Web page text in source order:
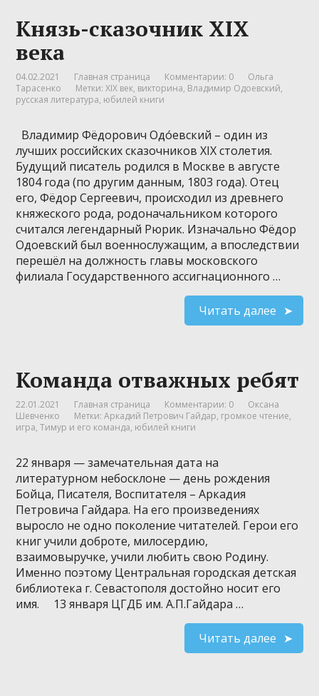
Князь-сказочник XIX
века
04.02.2021 Главная страница Комментарии: 0
Ольга
Тарасенко
Метки:XIX век, викторина, Владимир Одоевский,
русская литература, юбилей книги
Владимир Фёдорович Одо́евский – один из
лучших российских сказочников XIX столетия.
Будущий писатель родился в Москве в августе
1804 года (по другим данным, 1803 года). Отец
его, Фёдор Сергеевич, происходил из древнего
княжеского рода, родоначальником которого
считался легендарный Рюрик. Изначально Фёдор
Одоевский был военнослужащим, а впоследствии
перешёл на должность главы московского
филиала Государственного ассигнационного …
Читать далее
Команда отважных ребят
22.01.2021 Главная страница Комментарии: 0
Оксана
Шевченко
Метки:Аркадий Петрович Гайдар, громкое чтение,
игра,Тимур и его команда, юбилей книги
22 января — замечательная дата на
литературном небосклоне — день рождения
Бойца, Писателя, Воспитателя – Аркадия
Петровича Гайдара. На его произведениях
выросло не одно поколение читателей. Герои его
книг учили доброте, милосердию,
взаимовыручке, учили любить свою Родину.
Именно поэтому Центральная городская детская
библиотека г. Севастополя достойно носит его
имя. 13 января ЦГДБ им. А.П.Гайдара …
Читать далее